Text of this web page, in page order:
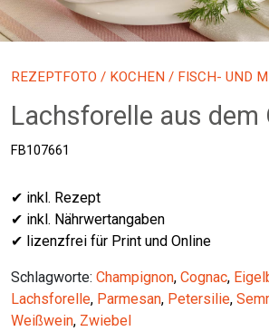
REZEPTFOTO / KOCHEN / FISCH- UND
Lachsforelle aus dem
FB107661
✔ inkl. Rezept
✔ inkl. Nährwertangaben
✔ lizenzfrei für Print und Online
Schlagworte: Champignon, Cognac,
Lachsforelle, Parmesan, Petersilie,
Weißwein, Zwiebel